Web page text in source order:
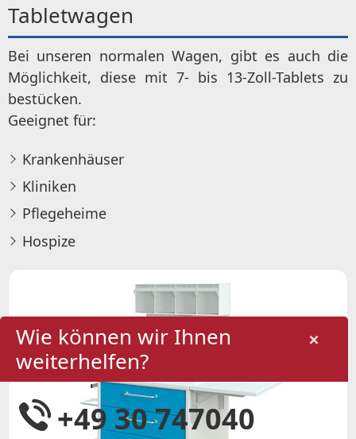
Wie können wir Ihnen
weiterhelfen?
+49 30 747040
×
Tabletwagen
Bei unseren normalen Wagen, gibt es auch die
Möglichkeit, diese mit 7- bis 13-Zoll-Tablets zu
bestücken.
Geeignet für:
Krankenhäuser
Kliniken
Pflegeheime
Hospize